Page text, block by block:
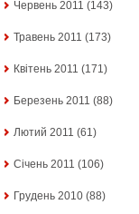
Червень 2011 (143)
Травень 2011 (173)
Квітень 2011 (171)
Березень 2011 (88)
Лютий 2011 (61)
Січень 2011 (106)
Грудень 2010 (88)